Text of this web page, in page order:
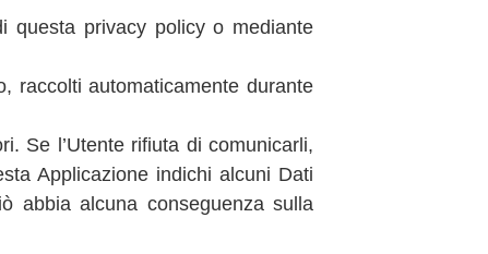
questa privacy policy o mediante
raccolti automaticamente durante
Se l’Utente rifiuta di comunicarli,
Applicazione indichi alcuni Dati
abbia alcuna conseguenza sulla